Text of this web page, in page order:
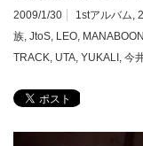
2009/1/30 1stアルバム,
族, JtoS, LEO, MANABOON
TRACK, UTA, YUKALI , 今